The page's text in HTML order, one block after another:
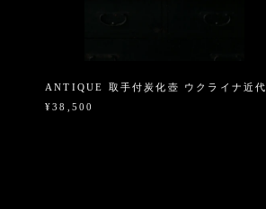
ANTIQUE 取手付炭化壺 ウクライナ近代
¥38,500